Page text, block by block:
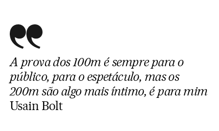
A prova dos 100m é sempre para o
público, para o espetáculo, mas os
200m são algo mais íntimo, é para mim
Usain Bolt